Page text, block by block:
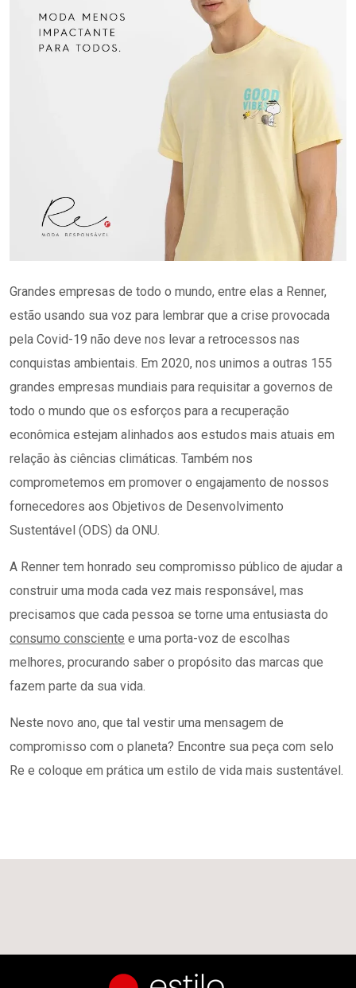
Grandes empresas de todo o mundo, entre elas a Renner,
estão usando sua voz para lembrar que a crise provocada
pela Covid-19 não deve nos levar a retrocessos nas
conquistas ambientais. Em 2020, nos unimos a outras 155
grandes empresas mundiais para requisitar a governos de
todo o mundo que os esforços para a recuperação
econômica estejam alinhados aos estudos mais atuais em
relação às ciências climáticas. Também nos
comprometemos em promover o engajamento de nossos
fornecedores aos Objetivos de Desenvolvimento
Sustentável (ODS) da ONU.
A Renner tem honrado seu compromisso público de ajudar a
construir uma moda cada vez mais responsável, mas
precisamos que cada pessoa se torne uma entusiasta do
consumo consciente e uma porta-voz de escolhas
melhores, procurando saber o propósito das marcas que
fazem parte da sua vida.
Neste novo ano, que tal vestir uma mensagem de
compromisso com o planeta? Encontre sua peça com selo
Re e coloque em prática um estilo de vida mais sustentável.